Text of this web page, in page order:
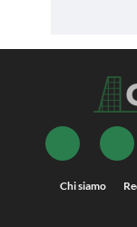
Chi siamo